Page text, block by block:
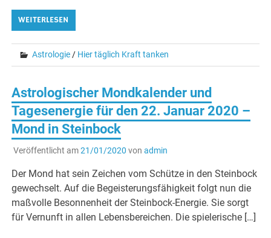
WEITERLESEN
Astrologie / Hier täglich Kraft tanken
Astrologischer Mondkalender und
Tagesenergie für den 22. Januar 2020 –
Mond in Steinbock
Veröffentlicht am21/01/2020 von admin
Der Mond hat sein Zeichen vom Schütze in den Steinbock
gewechselt. Auf die Begeisterungsfähigkeit folgt nun die
maßvolle Besonnenheit der Steinbock-Energie. Sie sorgt
für Vernunft in allen Lebensbereichen. Die spielerische […]